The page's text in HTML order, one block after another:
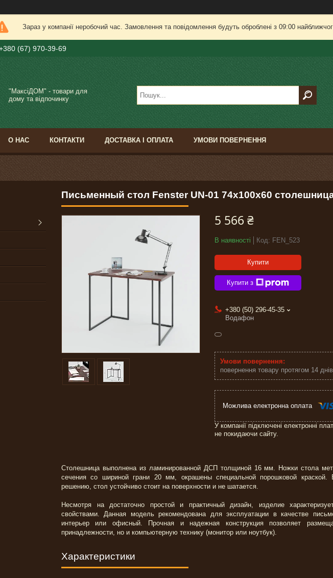
Зараз у компанії неробочий час. Замовлення та повідомлення будуть оброблені з 09:00
(67) 970-39-69
"МаксіДОМ" - товари для
дому та відпочинку
О НАС КОНТАКТИ ДОСТАВКА І ОПЛАТА УМОВИ ПОВЕРНЕННЯ
Письменный стол Fenster UN-01 74x100x60
5 566 ₴
В наявності Код: FEN_523
Купити
Купити з
+380 (50) 296-45-35
Водафон
повернення товару протягом 14 днів
У компанії підключені електронні
не покидаючи сайту.
Столешница выполнена из ламинированной ДСП толщиной 16 мм. Ножки стола
сечения со шириной грани 20 мм, окрашены специальной порошковой краской.
решению, стол устойчиво стоит на поверхности и не шатается.
Несмотря на достаточно простой и практичный дизайн, изделие
свойствами. Данная модель рекомендована для эксплуатации в качестве
интерьер или офисный. Прочная и надежная конструкция позволяет
принадлежности, но и компьютерную технику (монитор или ноутбук).
Характеристики